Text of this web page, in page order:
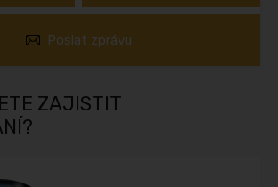
Poslat zprávu
ZAJISTIT